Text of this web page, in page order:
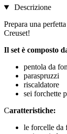
Descrizione
Prepara una
Creuset!
Il set è composto
pentola da
paraspruzzi
riscaldatore
sei forchette
Caratteristiche:
le forcelle da